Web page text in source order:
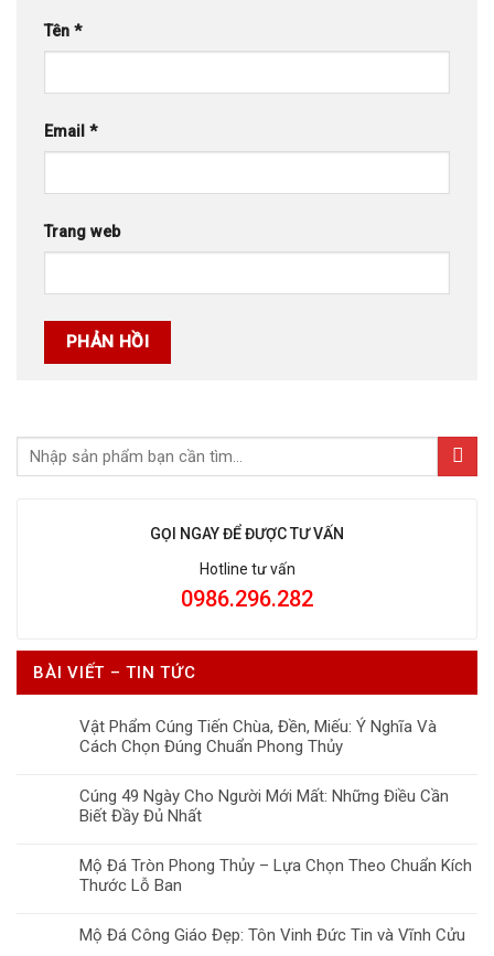
GỌI NGAY ĐỂ ĐƯỢC TƯ VẤN
Hotline tư vấn
0986.296.282
BÀI VIẾT – TIN TỨC
Vật Phẩm Cúng Tiến Chùa, Đền, Miếu: Ý Nghĩa Và
Cách Chọn Đúng Chuẩn Phong Thủy
Cúng 49 Ngày Cho Người Mới Mất: Những Điều Cần
Biết Đầy Đủ Nhất
Mộ Đá Tròn Phong Thủy – Lựa Chọn Theo Chuẩn Kích
Thước Lỗ Ban
Mộ Đá Công Giáo Đẹp: Tôn Vinh Đức Tin và Vĩnh Cửu
Tên *
Email *
Trang web